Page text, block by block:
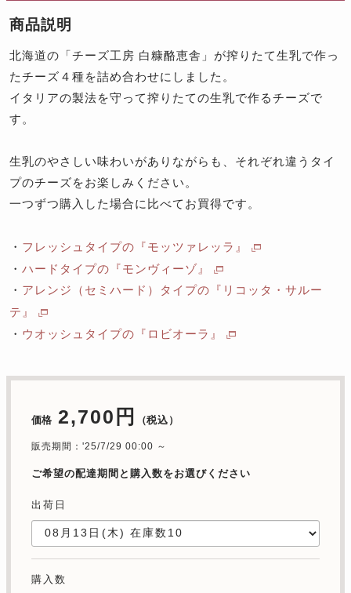
商品説明
北海道の「チーズ工房 白糠酪恵舎」が搾りたて生乳で作っ
たチーズ４種を詰め合わせにしました。
イタリアの製法を守って搾りたての生乳で作るチーズで
す。
生乳のやさしい味わいがありながらも、それぞれ違うタイ
プのチーズをお楽しみください。
一つずつ購入した場合に比べてお買得です。
・ フレッシュタイプの『モッツァレッラ』
・ ハードタイプの『モンヴィーゾ』
・ アレンジ（セミハード）タイプの『リコッタ・サルー
テ』
・ ウオッシュタイプの『ロビオーラ』
価格 2,700円 （税込）
販売期間：'25/7/29 00:00 ～
ご希望の配達期間と購入数をお選びください
出荷日
購入数